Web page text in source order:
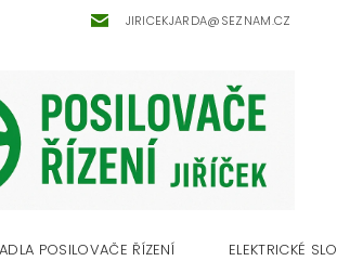
JIRICEKJARDA@SEZNAM.CZ
POSILOVAČE ŘÍZENÍ ELEKTRICKÉ